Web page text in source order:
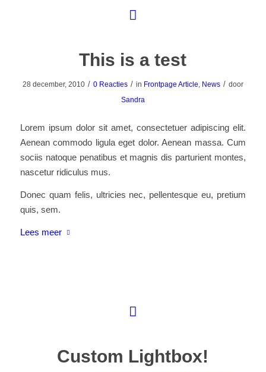
This is a test
28 december, 2010 / 0 Reacties / in Frontpage Article, News / door
Sandra
Lorem ipsum dolor sit amet, consectetuer adipiscing elit.
Aenean commodo ligula eget dolor. Aenean massa. Cum
sociis natoque penatibus et magnis dis parturient montes,
nascetur ridiculus mus.
Donec quam felis, ultricies nec, pellentesque eu, pretium
quis, sem.
Lees meer
Custom Lightbox!